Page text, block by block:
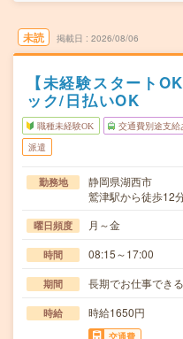
未読 掲載日 2026/08/06
【未経験スタート
ック/日払いOK
職種未経験OK 交通費別途支給
派遣
勤務地
静岡県湖西市
鷲津駅から徒歩12
曜日頻度 月～金
時間 08:15～17:00
期間 長期でお仕事でき
時給 時給1650円
交通費